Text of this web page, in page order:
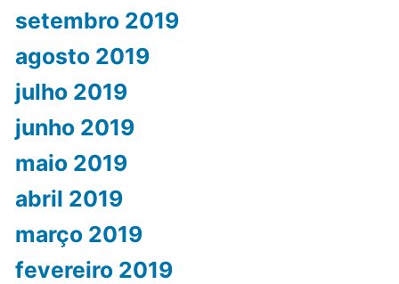
setembro 2019
agosto 2019
julho 2019
junho 2019
maio 2019
abril 2019
março 2019
fevereiro 2019